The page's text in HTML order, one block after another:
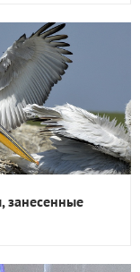
занесенные